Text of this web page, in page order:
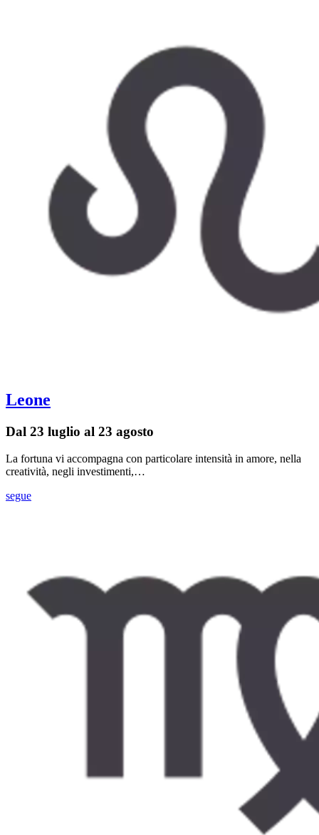
Leone
Dal 23 luglio al 23 agosto
La fortuna vi accompagna con particolare intensità in amore, nella
creatività, negli investimenti,…
segue